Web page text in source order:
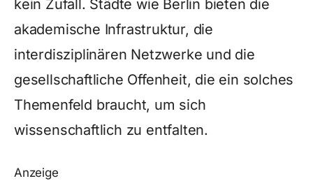
kein Zufall. Städte wie Berlin bieten die
akademische Infrastruktur, die
interdisziplinären Netzwerke und die
gesellschaftliche Offenheit, die ein solches
Themenfeld braucht, um sich
wissenschaftlich zu entfalten.
Anzeige